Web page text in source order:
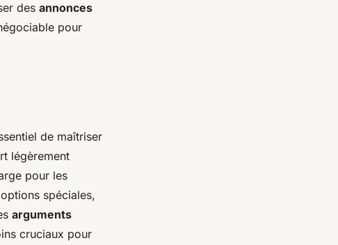
des annonces
pour
de maîtriser
légèrement
pour les
spéciales,
arguments
cruciaux pour